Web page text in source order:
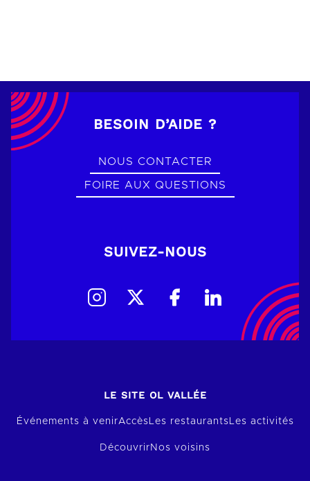
BESOIN D’AIDE ?
NOUS CONTACTER
FOIRE AUX QUESTIONS
SUIVEZ-NOUS
LE SITE OL VALLÉE
Événements à venirAccès Les restaurants Les activités
Découvrir Nos voisins